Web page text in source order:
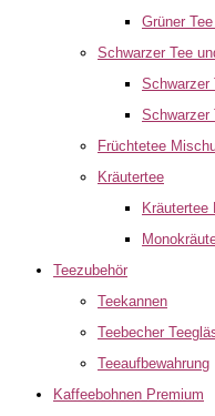
Grüner
Schwarzer Tee
Schwarzer
Schwarzer
Früchtetee
Kräutertee
Kräutertee
Teezubehör
Teekannen
Teebecher
Teeaufbewahrung
Kaffeebohnen Premium